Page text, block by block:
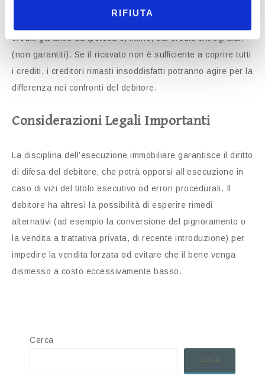
RIFIUTA
crediti garantiti da ipoteca e, infine, dai crediti chirografari
(non garantiti). Se il ricavato non è sufficiente a coprire tutti
i crediti, i creditori rimasti insoddisfatti potranno agire per la
differenza nei confronti del debitore.
Considerazioni Legali Importanti
La disciplina dell’esecuzione immobiliare garantisce il diritto
di difesa del debitore, che potrà opporsi all’esecuzione in
caso di vizi del titolo esecutivo od errori procedurali. Il
debitore ha altresì la possibilità di esperire rimedi
alternativi (ad esempio la conversione del pignoramento o
la vendita a trattativa privata, di recente introduzione) per
impedire la vendita forzata od evitare che il bene venga
dismesso a costo eccessivamente basso.
Cerca
CERCA